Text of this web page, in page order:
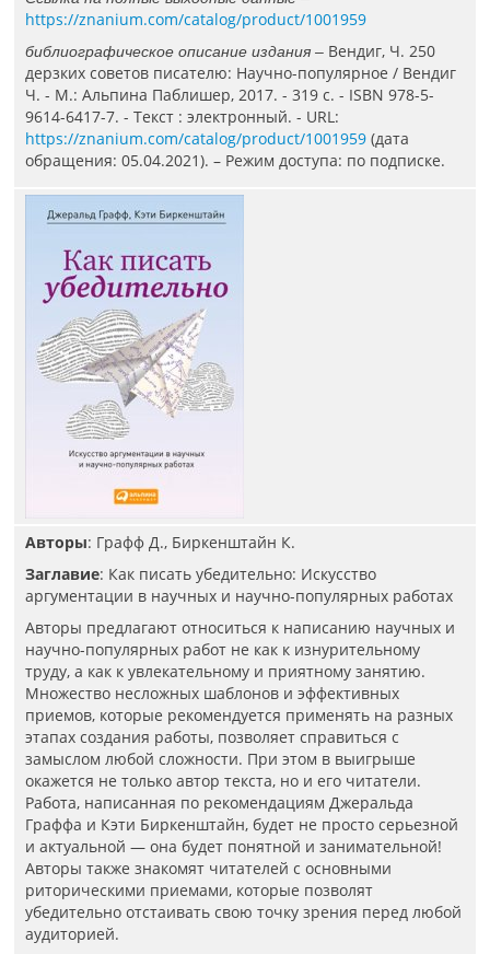
https://znanium.com/catalog/product/1001959
библиографическое описание издания – Вендиг, Ч. 250
дерзких советов писателю: Научно-популярное / Вендиг
Ч. - М.: Альпина Паблишер, 2017. - 319 с. - ISBN 978-5-
9614-6417-7. - Текст : электронный. - URL:
https://znanium.com/catalog/product/1001959 (дата
обращения: 05.04.2021). – Режим доступа: по подписке.
Авторы: Графф Д., Биркенштайн К.
Заглавие: Как писать убедительно: Искусство
аргументации в научных и научно-популярных работах
Авторы предлагают относиться к написанию научных и
научно-популярных работ не как к изнурительному
труду, а как к увлекательному и приятному занятию.
Множество несложных шаблонов и эффективных
приемов, которые рекомендуется применять на разных
этапах создания работы, позволяет справиться с
замыслом любой сложности. При этом в выигрыше
окажется не только автор текста, но и его читатели.
Работа, написанная по рекомендациям Джеральда
Граффа и Кэти Биркенштайн, будет не просто серьезной
и актуальной — она будет понятной и занимательной!
Авторы также знакомят читателей с основными
риторическими приемами, которые позволят
убедительно отстаивать свою точку зрения перед любой
аудиторией.